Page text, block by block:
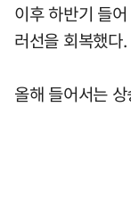
이후 하반기 들
러선을 회복했다.
올해 들어서는